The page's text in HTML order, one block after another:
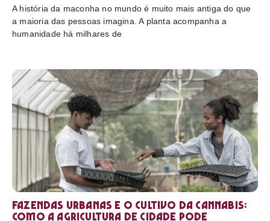
A história da maconha no mundo é muito mais antiga do que
a maioria das pessoas imagina. A planta acompanha a
humanidade há milhares de
Fazendas urbanas e o cultivo da cannabis:
como a agricultura de cidade pode